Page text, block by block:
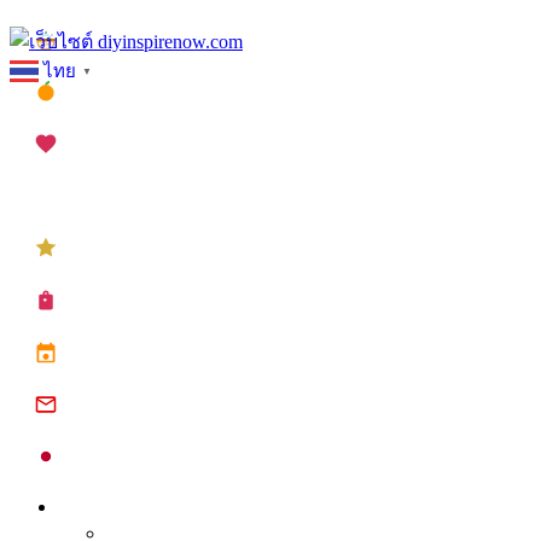
Skip
to
content
ไทย ▼
เทศกาลสงกรานต์